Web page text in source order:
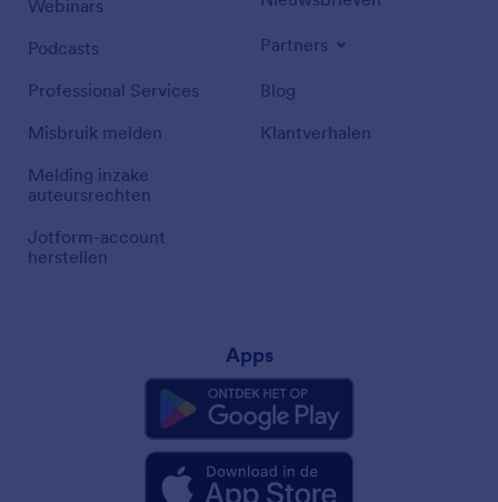
Webinars
Podcasts
Professional Services
Misbruik melden
Melding inzake
auteursrechten
Jotform-account
herstellen
Partners
Blog
Klantverhalen
Apps